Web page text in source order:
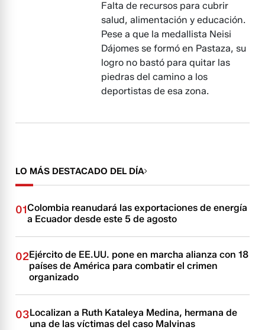
Falta de recursos para cubrir
salud, alimentación y educación.
Pese a que la medallista Neisi
Dájomes se formó en Pastaza, su
logro no bastó para quitar las
piedras del camino a los
deportistas de esa zona.
LO MÁS DESTACADO DEL DÍA
01Colombia reanudará las exportaciones de energía
a Ecuador desde este 5 de agosto
02Ejército de EE.UU. pone en marcha alianza con 18
países de América para combatir el crimen
organizado
03Localizan a Ruth Kataleya Medina, hermana de
una de las víctimas del caso Malvinas